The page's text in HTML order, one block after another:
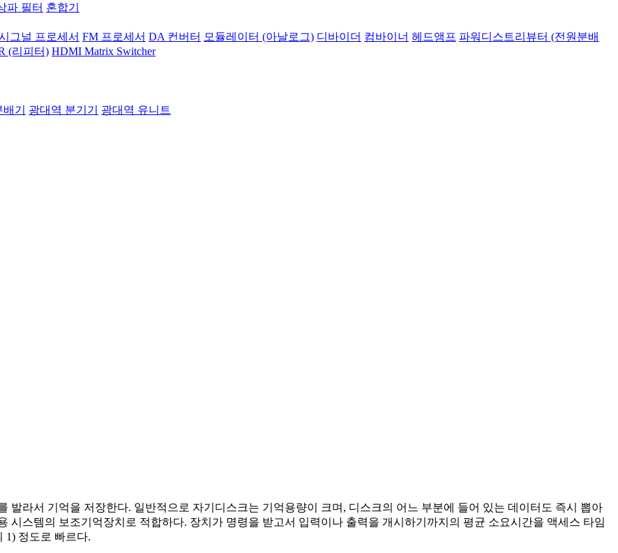
파 필터 혼합기
그널 프로세서 FM 프로세서 DA 컨버터 모듈레이터 (아날로그) 디바이더 컴바이너 헤드앰프 파워디스트리뷰터 (전원분배
(리피터) HDMI Matrix Switcher
기 광대역 분기기
광대역 유니트
발라서 기억을 저장한다. 일반적으로 자기디스크는 기억용량이 크며, 디스크의 어느 부분에 들어 있는 데이터도 즉시 뽑아
시스템의 보조기억장치로 적합하다. 장치가 명령을 받고서 입력이나 출력을 개시하기까지의 평균 소요시간을 액세스 타임
1) 정도로 빠르다.